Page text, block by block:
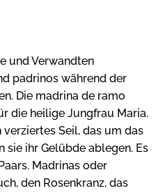
und Verwandten
padrinos während der
Die madrina de ramo
die heilige Jungfrau Maria.
Seil, das um das
ihr Gelübde ablegen. Es
Madrinas oder
den Rosenkranz, das